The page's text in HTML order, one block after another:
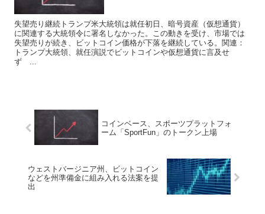
失望売り継続トランプ米大統領は就任初日、暗号資産（仮想通貨）
に関連する大統領令に署名しなかった。この動きを受け、市場では
失望売りが続き、ビットコイン価格が下落を継続している。関連：
トランプ大統領、就任演説でビットコインや仮想通貨に言及せ
ず ...
コインベース、スポーツプラットフォ
ーム「SportFun」のトークン上場
ウェストバージニア州、ビットコイン
などを州準備金に組み入れる法案を提
出